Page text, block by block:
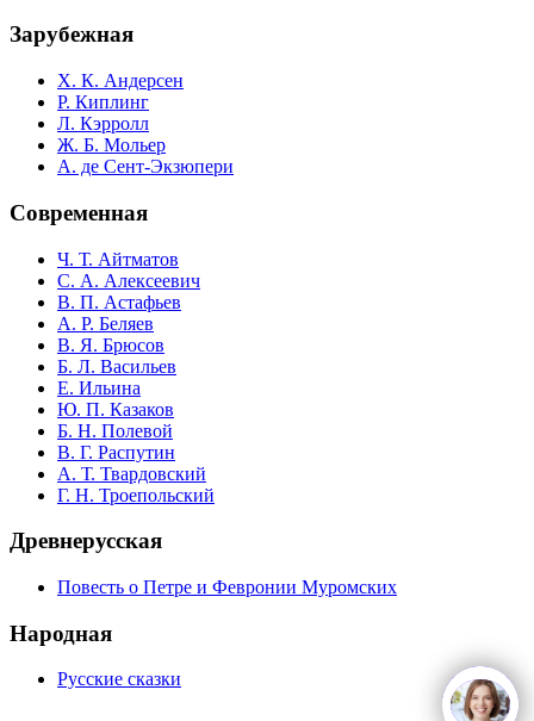
Зарубежная
Х. К. Андерсен
Р. Киплинг
Л. Кэрролл
Ж. Б. Мольер
А. де Сент-Экзюпери
Современная
Ч. Т. Айтматов
С. А. Алексеевич
В. П. Астафьев
А. Р. Беляев
В. Я. Брюсов
Б. Л. Васильев
Е. Ильина
Ю. П. Казаков
Б. Н. Полевой
В. Г. Распутин
А. Т. Твардовский
Г. Н. Троепольский
Древнерусская
Повесть о Петре и Февронии Муромских
Народная
Русские сказки
open